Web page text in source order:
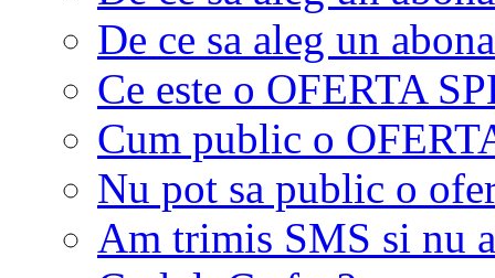
De ce sa aleg un
Ce este o OFERTA
Cum public o
Nu pot sa public o
Am trimis SMS si nu